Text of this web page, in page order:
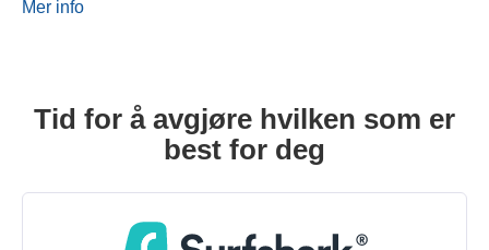
Mer info
Tid for å avgjøre hvilken som er
best for deg